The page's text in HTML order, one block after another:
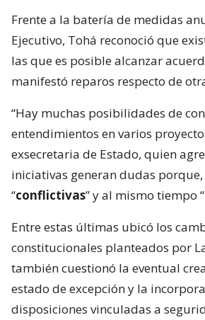
Frente a la batería de medidas
Ejecutivo, Tohá reconoció que
las que es posible alcanzar
manifestó reparos respecto de
“Hay muchas posibilidades de
entendimientos en varios
exsecretaria de Estado, quien
iniciativas generan dudas
“conflictivas” y al mismo tiempo “
Entre estas últimas ubicó los
constitucionales planteados por
también cuestionó la eventual
estado de excepción y la
disposiciones vinculadas a